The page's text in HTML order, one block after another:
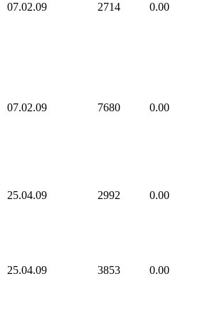
07.02.09 2714 0.00
07.02.09 7680 0.00
25.04.09 2992 0.00
25.04.09 3853 0.00